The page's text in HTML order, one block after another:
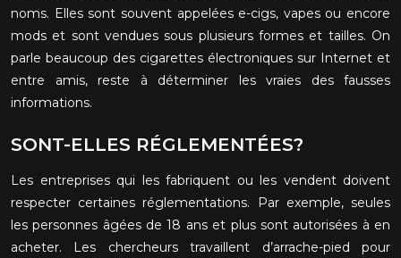
noms. Elles sont souvent appelées e-cigs, vapes ou encore
mods et sont vendues sous plusieurs formes et tailles. On
parle beaucoup des cigarettes électroniques sur Internet et
entre amis, reste à déterminer les vraies des fausses
informations.
SONT-ELLES RÉGLEMENTÉES?
Les entreprises qui les fabriquent ou les vendent doivent
respecter certaines réglementations. Par exemple, seules
les personnes âgées de 18 ans et plus sont autorisées à en
acheter. Les chercheurs travaillent d’arrache-pied pour